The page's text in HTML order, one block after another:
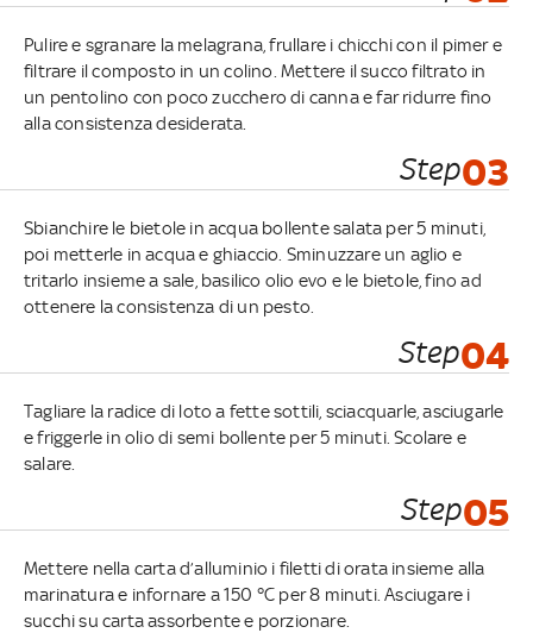
Pulire e sgranare la melagrana, frullare i chicchi con il pimer e
filtrare il composto in un colino. Mettere il succo filtrato in
un pentolino con poco zucchero di canna e far ridurre fino
alla consistenza desiderata.
Step03
Sbianchire le bietole in acqua bollente salata per 5 minuti,
poi metterle in acqua e ghiaccio. Sminuzzare un aglio e
tritarlo insieme a sale, basilico olio evo e le bietole, fino ad
ottenere la consistenza di un pesto.
Step04
Tagliare la radice di loto a fette sottili, sciacquarle, asciugarle
e friggerle in olio di semi bollente per 5 minuti. Scolare e
salare.
Step05
Mettere nella carta d’alluminio i filetti di orata insieme alla
marinatura e infornare a 150 °C per 8 minuti. Asciugare i
succhi su carta assorbente e porzionare.